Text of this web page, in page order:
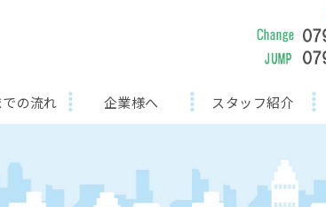
の流れ 企業様へ スタッフ紹介